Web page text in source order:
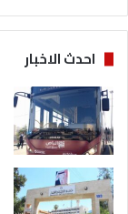
احدث الاخبار